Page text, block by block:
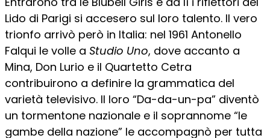
Lido di Parigi si accesero sul loro talento. Il vero
trionfo arrivò però in Italia: nel 1961 Antonello
Falqui le volle a Studio Uno, dove accanto a
Mina, Don Lurio e il Quartetto Cetra
contribuirono a definire la grammatica del
varietà televisivo. Il loro “Da-da-un-pa” diventò
un tormentone nazionale e il soprannome “le
gambe della nazione” le accompagnò per tutta